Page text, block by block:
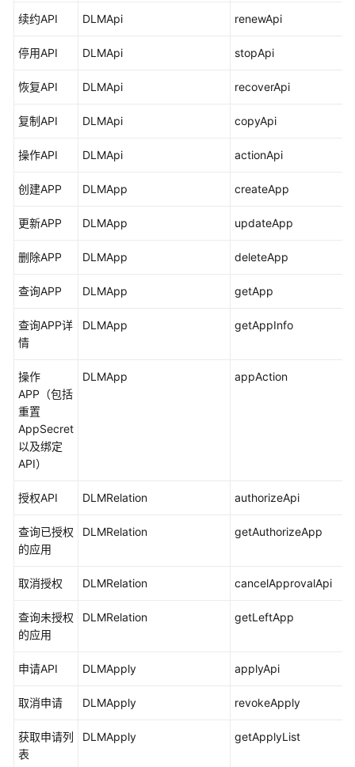
门
用
指
Studio
用
程
购
并
置
授
用
户
Studio
理
心
据
成
作
续约API DLMApi renewApi
停用API DLMApi stopApi
恢复API DLMApi recoverApi
复制API DLMApi copyApi
操作API DLMApi actionApi
创建APP DLMApp createApp
更新APP DLMApp updateApp
删除APP DLMApp deleteApp
查询APP DLMApp getApp
查询APP详
情
DLMApp getAppInfo
操作
APP（包括
重置
AppSecret
以及绑定
API）
DLMApp appAction
授权API DLMRelation authorizeApi
查询已授权
的应用
DLMRelation getAuthorizeApp
取消授权 DLMRelation cancelApprovalApi
查询未授权
的应用
DLMRelation getLeftApp
申请API DLMApply applyApi
取消申请 DLMApply revokeApply
获取申请列
表
DLMApply getApplyList